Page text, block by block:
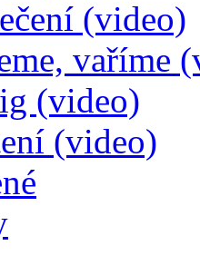
(video)
vaříme
(video)
(video)